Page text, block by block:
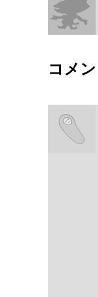
コメン